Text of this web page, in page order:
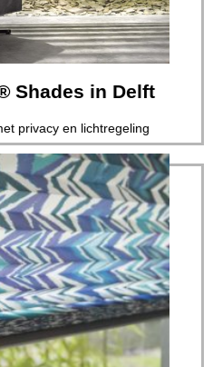
Shades in Delft
privacy en lichtregeling
Shades in Delft
meest veelzijdige collectie
meest veelzijdige collectie
raamdecoratie...
verder